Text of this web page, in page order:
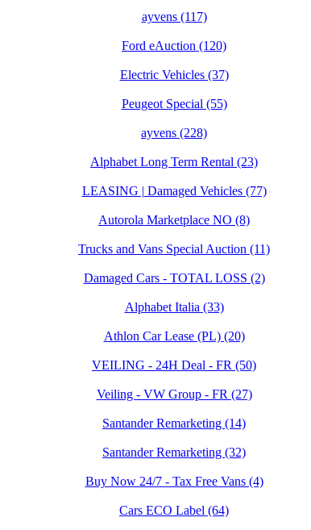
ayvens (117)
Ford eAuction (120)
Electric Vehicles (37)
Peugeot Special (55)
ayvens (228)
Alphabet Long Term Rental (23)
LEASING | Damaged Vehicles (77)
Autorola Marketplace NO (8)
Trucks and Vans Special Auction (11)
Damaged Cars - TOTAL LOSS (2)
Alphabet Italia (33)
Athlon Car Lease (PL) (20)
VEILING - 24H Deal - FR (50)
Veiling - VW Group - FR (27)
Santander Remarketing (14)
Santander Remarketing (32)
Buy Now 24/7 - Tax Free Vans (4)
Cars ECO Label (64)